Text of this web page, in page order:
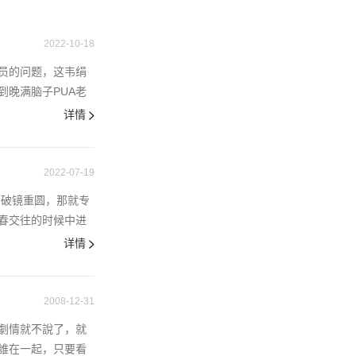
2022-10-18
的问题，这韦绢
晚满脑子PUA老
详情
2022-07-19
镜重圆，那就专
交往的时候中进
详情
2008-12-31
情就不說了，就
在一起，只要看